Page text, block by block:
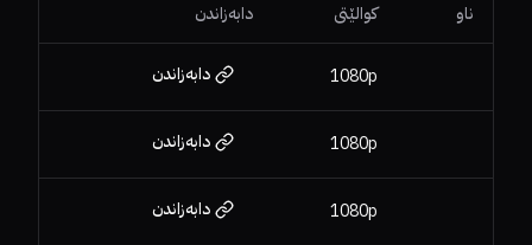
ناو کوالێتی دابەزاندن
1080p دابەزاندن
1080p دابەزاندن
1080p دابەزاندن